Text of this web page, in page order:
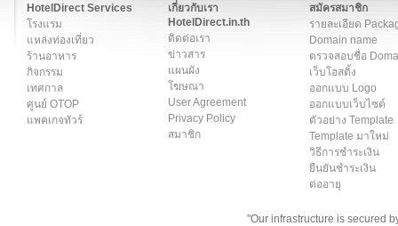
HotelDirect Services
โรงแรม
แหล่งท่องเที่ยว
ร้านอาหาร
กิจกรรม
เทศกาล
ศูนย์ OTOP
แพคเกจทัวร์
เกี่ยวกับเรา
HotelDirect.in.th
ติดต่อเรา
ข่าวสาร
แผนผัง
โฆษณา
User Agreement
Privacy Policy
สมาชิก
สมัครสมาชิก
รายละเอียด
Domain name
ตรวจสอบชื่อ
เว็บโฮสติ้ง
ออกแบบ Logo
ออกแบบเว็บไซต์
ตัวอย่าง Template
Template มาใหม่
วิธีการชำระเงิน
ยืนยันชำระเงิน
ต่ออายุ
"Our infrastructure is secured